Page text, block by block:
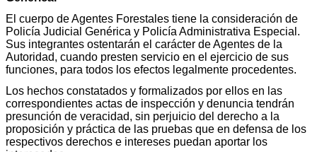
El cuerpo de Agentes Forestales tiene la consideración de
Policía Judicial Genérica y Policía Administrativa Especial.
Sus integrantes ostentarán el carácter de Agentes de la
Autoridad, cuando presten servicio en el ejercicio de sus
funciones, para todos los efectos legalmente procedentes.
Los hechos constatados y formalizados por ellos en las
correspondientes actas de inspección y denuncia tendrán
presunción de veracidad, sin perjuicio del derecho a la
proposición y práctica de las pruebas que en defensa de los
respectivos derechos e intereses puedan aportar los